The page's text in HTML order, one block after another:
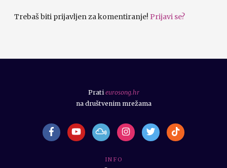
Trebaš biti prijavljen za komentiranje! Prijavi se?
I N F O
Prati eurosong.hr
na društvenim mrežama